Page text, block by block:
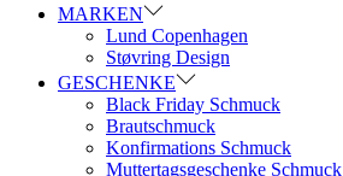
MARKEN
Lund Copenhagen
Støvring Design
GESCHENKE
Black Friday Schmuck
Brautschmuck
Konfirmations Schmuck
Muttertagsgeschenke Schmuck